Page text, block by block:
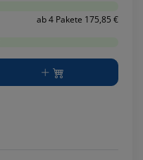
ab 4 Pakete 175,85 €